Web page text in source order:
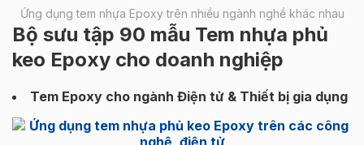
Ứng dụng tem nhựa Epoxy trên nhiều ngành nghề khác nhau
Bộ sưu tập 90 mẫu Tem nhựa phủ
keo Epoxy cho doanh nghiệp
Tem Epoxy cho ngành Điện tử & Thiết bị gia dụng